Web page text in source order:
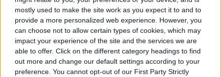
mostly used to make the site work as you expect it to and to
provide a more personalized web experience. However, you
can choose not to allow certain types of cookies, which may
impact your experience of the site and the services we are
able to offer. Click on the different category headings to find
out more and change our default settings according to your
preference. You cannot opt-out of our First Party Strictly
Diego Bastarrica es Senior Editor y Head of
Content en Digital Trends en Español,
donde lidera la estrategia editorial, SEO…